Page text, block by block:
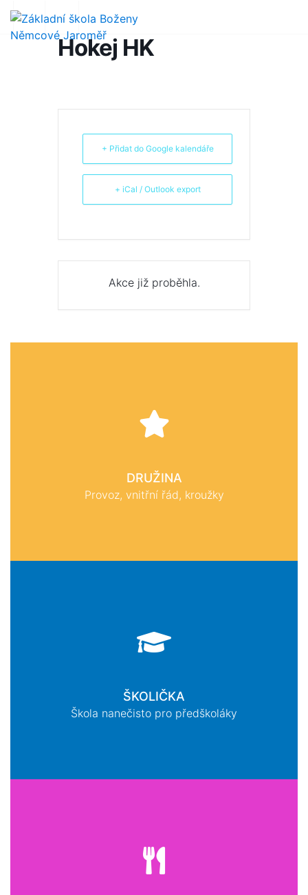
Hokej HK
+ Přidat do Google kalendáře
+ iCal / Outlook export
Akce již proběhla.
DRUŽINA
Provoz, vnitřní řád, kroužky
ŠKOLIČKA
Škola nanečisto pro předškoláky